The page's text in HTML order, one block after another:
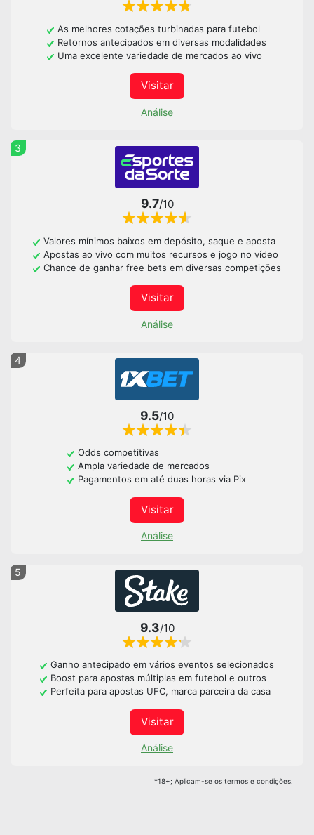
As melhores cotações turbinadas para futebol
Retornos antecipados em diversas modalidades
Uma excelente variedade de mercados ao vivo
Visitar
Análise
3
9.7/10
Valores mínimos baixos em depósito, saque e aposta
Apostas ao vivo com muitos recursos e jogo no vídeo
Chance de ganhar free bets em diversas competições
Visitar
Análise
4
9.5/10
Odds competitivas
Ampla variedade de mercados
Pagamentos em até duas horas via Pix
Visitar
Análise
5
9.3/10
Ganho antecipado em vários eventos selecionados
Boost para apostas múltiplas em futebol e outros
Perfeita para apostas UFC, marca parceira da casa
Visitar
Análise
*18+; Aplicam-se os termos e condições.